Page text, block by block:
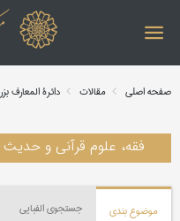
صفحه اصلی مقالات دائرة المعارف
فقه، علوم قرآنی و حدیث
موضوع بندی جستجوی الفبایی